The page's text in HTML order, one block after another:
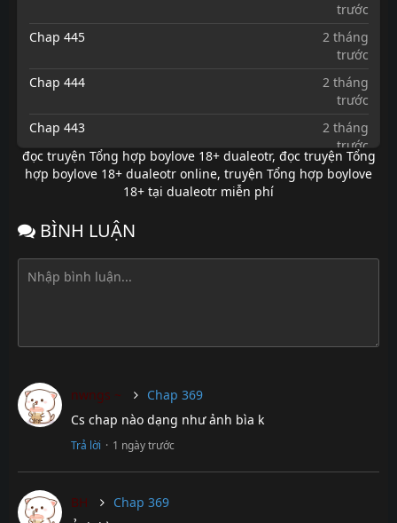
trước
Chap 445
2 tháng
trước
Chap 444
2 tháng
trước
Chap 443
2 tháng
trước
Chap 442
2 tháng
Chap 441
Chap 440
2 tháng
Chap 437
Chap 436
Chap 435
đọc truyện Tổng hợp boylove 18+ dualeotr, đọc truyện Tổng
hợp boylove 18+ dualeotr online, truyện Tổng hợp boylove
18+ tại dualeotr miễn phí
BÌNH LUẬN
nwngs ~
Chap 369
Cs chap nào dạng như ảnh bìa k
Trả lời · 1 ngày trước
BH
Chap 369